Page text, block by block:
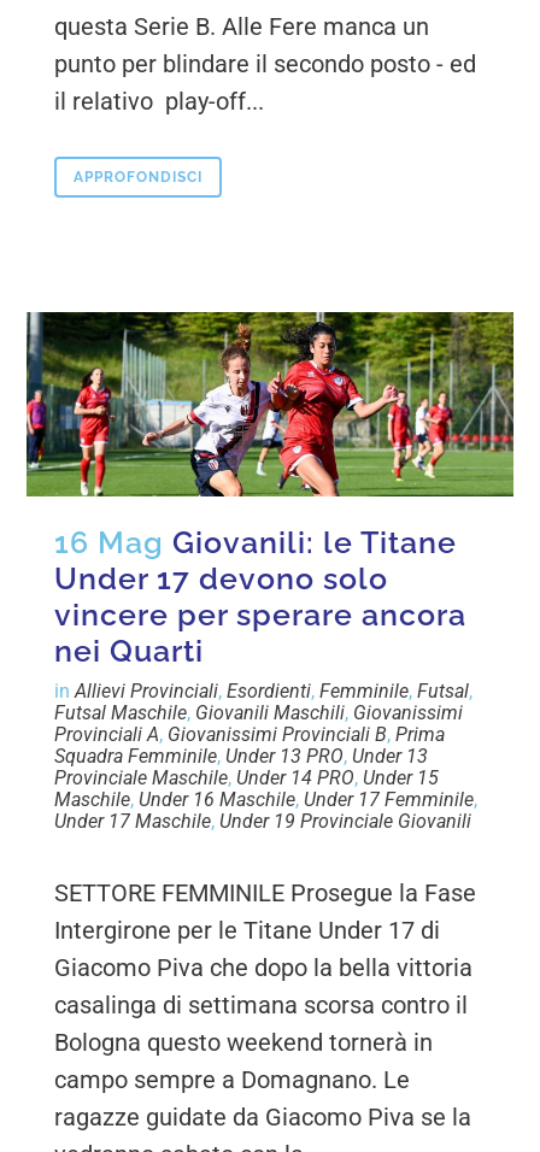
questa Serie B. Alle Fere manca un
punto per blindare il secondo posto - ed
il relativo play-off...
APPROFONDISCI
16 Mag Giovanili: le Titane
Under 17 devono solo
vincere per sperare ancora
nei Quarti
inAllievi Provinciali,Esordienti,Femminile,Futsal,
Futsal Maschile, Giovanili Maschili, Giovanissimi
Provinciali A, Giovanissimi Provinciali B,Prima
Squadra Femminile, Under 13 PRO, Under 13
Provinciale Maschile, Under 14 PRO, Under 15
Maschile, Under 16 Maschile, Under 17 Femminile,
Under 17 Maschile, Under 19 Provinciale Giovanili
SETTORE FEMMINILE Prosegue la Fase
Intergirone per le Titane Under 17 di
Giacomo Piva che dopo la bella vittoria
casalinga di settimana scorsa contro il
Bologna questo weekend tornerà in
campo sempre a Domagnano. Le
ragazze guidate da Giacomo Piva se la